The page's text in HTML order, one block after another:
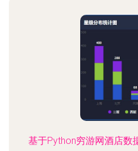
基于Python穷游网酒店数